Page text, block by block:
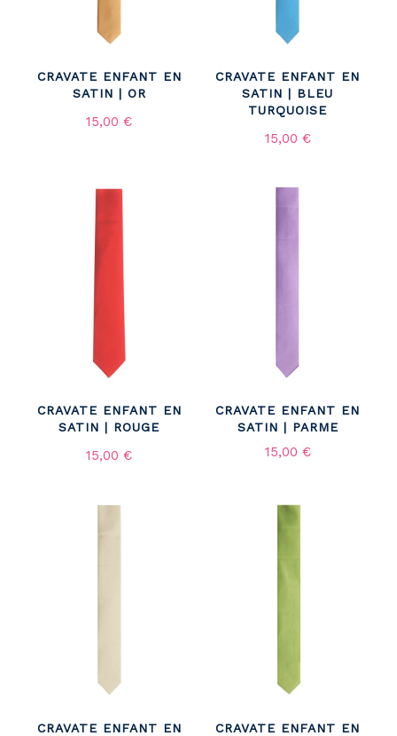
CRAVATE ENFANT EN
SATIN | OR
15,00 €
CRAVATE ENFANT EN
SATIN | BLEU
TURQUOISE
15,00 €
CRAVATE ENFANT EN
SATIN | ROUGE
15,00 €
CRAVATE ENFANT EN
SATIN | PARME
15,00 €
CRAVATE ENFANT EN
CRAVATE ENFANT EN